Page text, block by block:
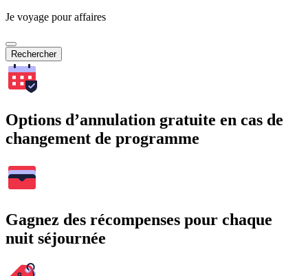
Je voyage pour affaires
Rechercher
Options d’annulation gratuite en cas de
changement de programme
Gagnez des récompenses pour chaque
nuit séjournée